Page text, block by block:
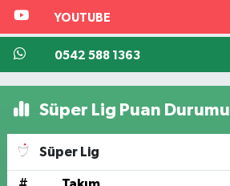
YOUTUBE
0542 588 1363
Süper Lig Puan Durumu
Süper Lig